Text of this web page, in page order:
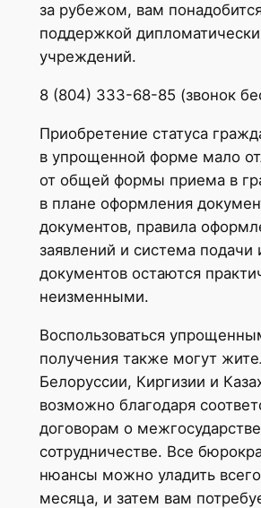
за рубежом, вам
поддержкой
учреждений.
8 (804) 333-68-85 (звонок
Приобретение статуса
в упрощенной форме мало
от общей формы приема в
в плане оформления
документов, правила
заявлений и система подачи
документов остаются
неизменными.
Воспользоваться
получения также могут
Белоруссии, Киргизии и
возможно благодаря
договорам о
сотрудничестве. Все
нюансы можно уладить
месяца, и затем вам